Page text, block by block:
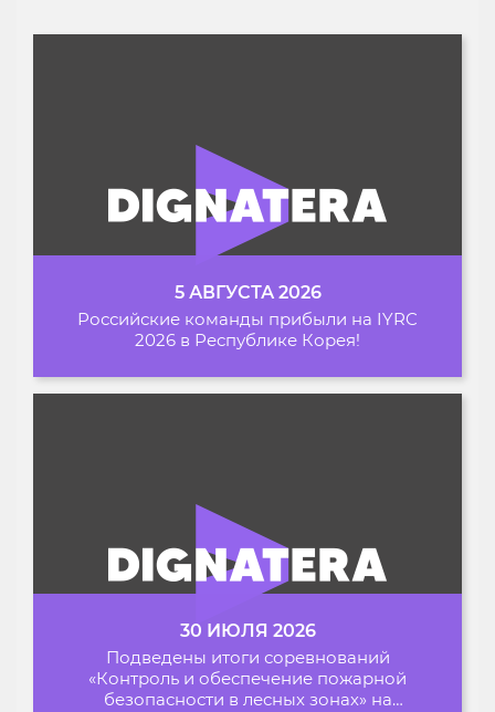
5 АВГУСТА 2026
Российские команды прибыли на IYRC
2026 в Республике Корея!
30 ИЮЛЯ 2026
Подведены итоги соревнований
«Контроль и обеспечение пожарной
безопасности в лесных зонах» на